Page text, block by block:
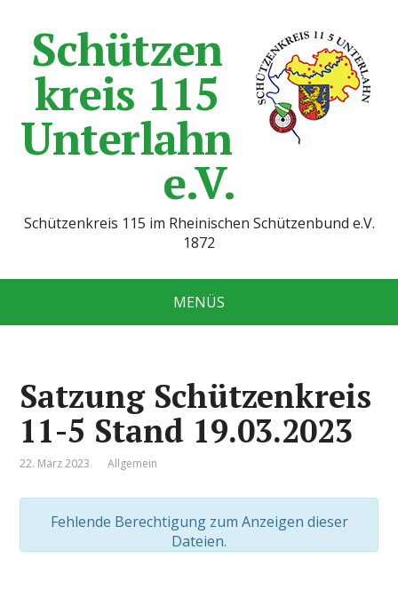
Schützen
kreis 115
Unterlahn
e.V.
Schützenkreis 115 im Rheinischen Schützenbund e.V.
1872
MENÜS
Satzung Schützenkreis
11-5 Stand 19.03.2023
22. März 2023 Allgemein
Fehlende Berechtigung zum Anzeigen dieser
Dateien.